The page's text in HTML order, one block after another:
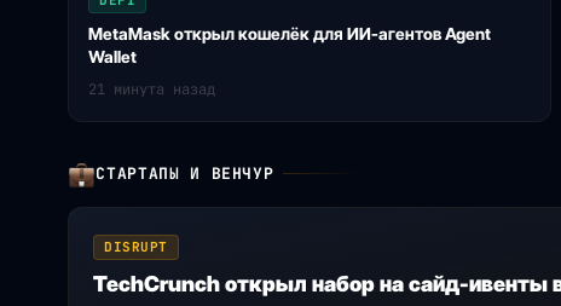
MetaMask открыл кошелёк для ИИ-агентов Agent
Wallet
21 минута назад
СТАРТАПЫ И ВЕНЧУР
DISRUPT
TechCrunch открыл набор на сайд-ивенты